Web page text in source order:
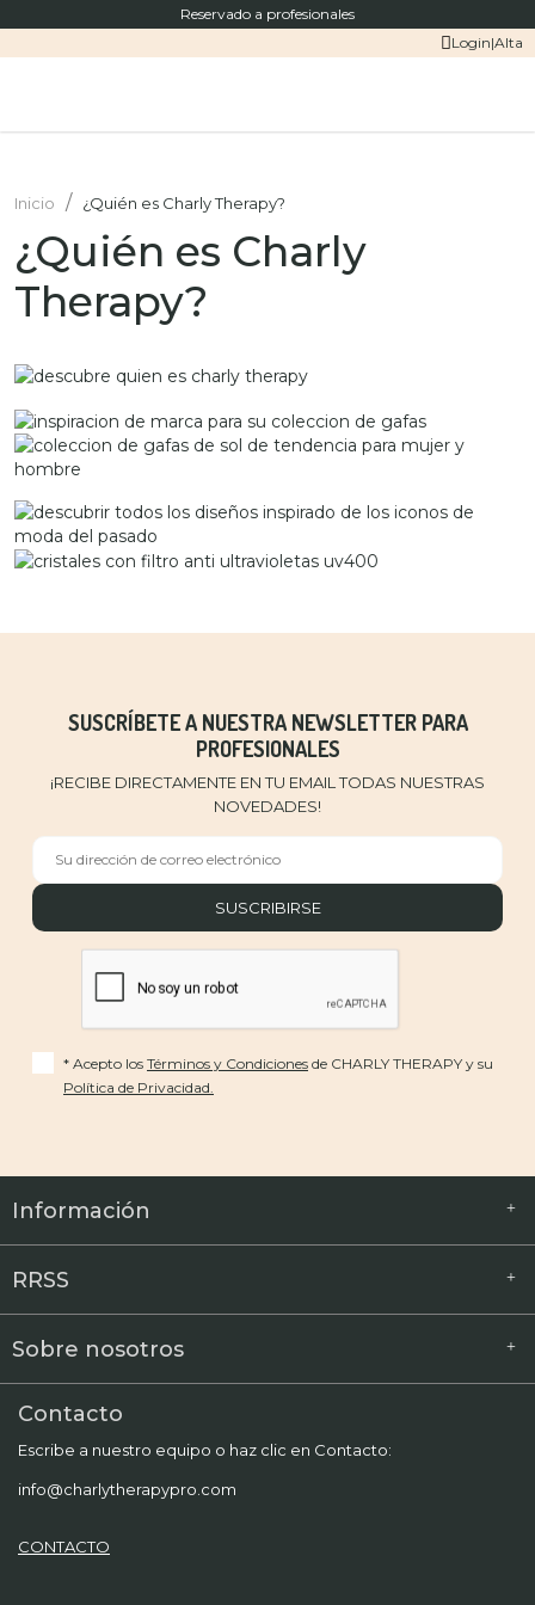
Reservado a profesionales
Login|Alta
Inicio ¿Quién es Charly Therapy?
¿Quién es Charly
Therapy?
SUSCRÍBETE A NUESTRA NEWSLETTER PARA
PROFESIONALES
¡RECIBE DIRECTAMENTE EN TU EMAIL TODAS NUESTRAS
NOVEDADES!
* Acepto los Términos y Condiciones de CHARLY THERAPY y su
Política de Privacidad.
Información +
RRSS +
Sobre nosotros +
Contacto
Escribe a nuestro equipo o haz clic en Contacto:
info@charlytherapypro.com
CONTACTO